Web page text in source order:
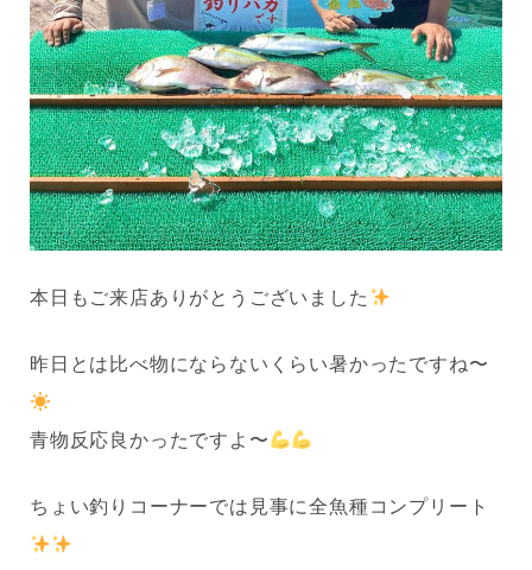
本日もご来店ありがとうございました
昨日とは比べ物にならないくらい暑かったですね〜
青物反応良かったですよ〜
ちょい釣りコーナーでは見事に全魚種コンプリート